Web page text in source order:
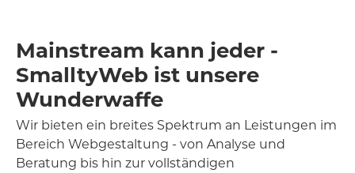
Mainstream kann jeder -
SmalltyWeb ist unsere
Wunderwaffe
Wir bieten ein breites Spektrum an Leistungen im
Bereich Webgestaltung - von Analyse und
Beratung bis hin zur vollständigen